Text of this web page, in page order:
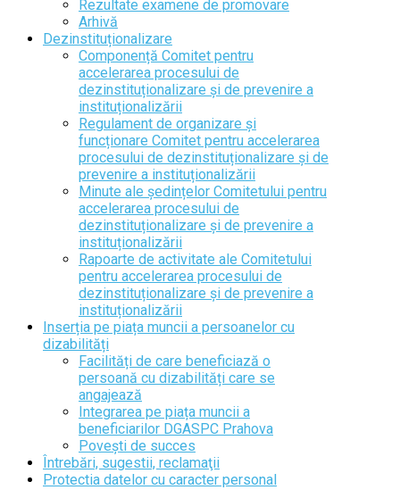
Rezultate examene de promovare
Arhivă
Dezinstituționalizare
Componență Comitet pentru
accelerarea procesului de
dezinstituționalizare și de prevenire a
instituționalizării
Regulament de organizare și
funcționare Comitet pentru accelerarea
procesului de dezinstituționalizare și de
prevenire a instituționalizării
Minute ale ședințelor Comitetului pentru
accelerarea procesului de
dezinstituționalizare și de prevenire a
instituționalizării
Rapoarte de activitate ale Comitetului
pentru accelerarea procesului de
dezinstituționalizare și de prevenire a
instituționalizării
Inserția pe piața muncii a persoanelor cu
dizabilități
Facilități de care beneficiază o
persoană cu dizabilități care se
angajează
Integrarea pe piața muncii a
beneficiarilor DGASPC Prahova
Povești de succes
Întrebări, sugestii, reclamaţii
Protectia datelor cu caracter personal